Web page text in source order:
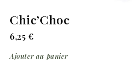
Chic’Choc
6,25 €
Ajouter au panier